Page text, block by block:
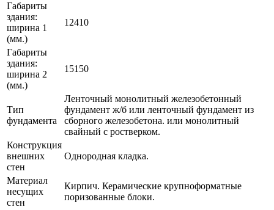
Габариты
здания:
ширина 1
(мм.)
12410
Габариты
здания:
ширина 2
(мм.)
15150
Тип
фундамента
Ленточный монолитный железобетонный
фундамент ж/б или ленточный фундамент из
сборного железобетона. или монолитный
свайный с ростверком.
Конструкция
внешних
стен
Однородная кладка.
Материал
несущих
стен
Кирпич. Керамические крупноформатные
поризованные блоки.